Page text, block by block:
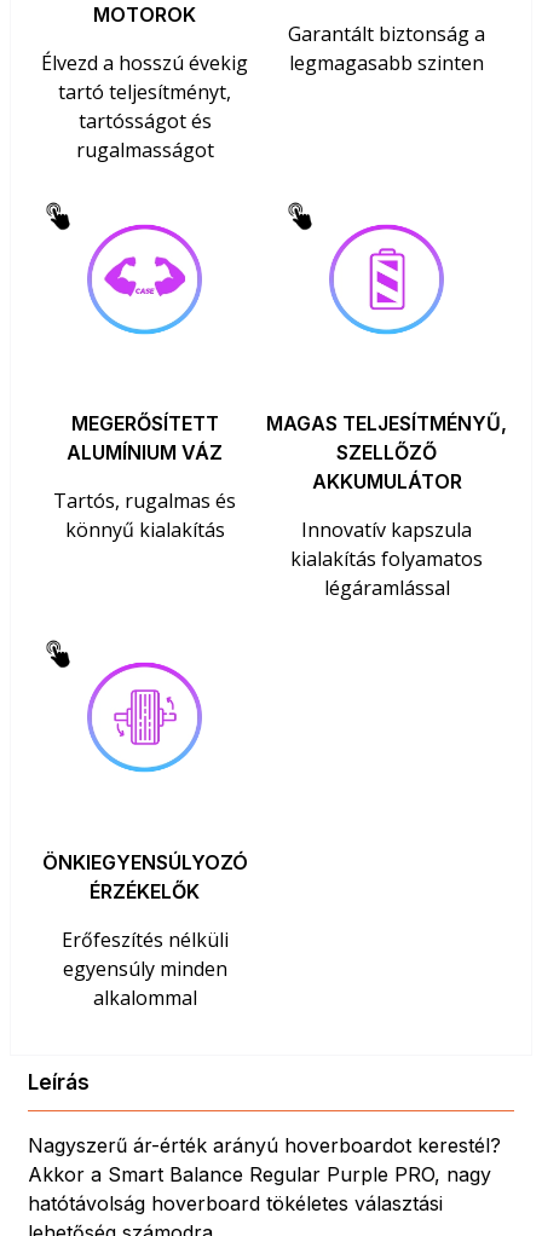
MOTOROK
Élvezd a hosszú évekig
tartó teljesítményt,
tartósságot és
rugalmasságot
Garantált biztonság a
legmagasabb szinten
MEGERŐSÍTETT
ALUMÍNIUM VÁZ
Tartós, rugalmas és
könnyű kialakítás
MAGAS TELJESÍTMÉNYŰ,
SZELLŐZŐ
AKKUMULÁTOR
Innovatív kapszula
kialakítás folyamatos
légáramlással
ÖNKIEGYENSÚLYOZÓ
ÉRZÉKELŐK
Erőfeszítés nélküli
egyensúly minden
alkalommal
Leírás
Nagyszerű ár-érték arányú hoverboardot kerestél?
Akkor a Smart Balance Regular Purple PRO, nagy
hatótávolság hoverboard tökéletes választási